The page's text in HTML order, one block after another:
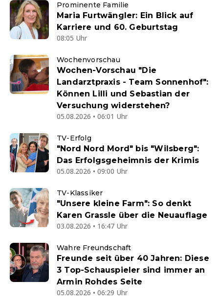
Prominente Familie
Maria Furtwängler: Ein Blick auf
Karriere und 60. Geburtstag
08:05 Uhr
Wochenvorschau
Wochen-Vorschau "Die
Landarztpraxis - Team Sonnenhof":
Können Lilli und Sebastian der
Versuchung widerstehen?
05.08.2026 • 06:01 Uhr
TV-Erfolg
"Nord Nord Mord" bis "Wilsberg":
Das Erfolgsgeheimnis der Krimis
05.08.2026 • 09:00 Uhr
TV-Klassiker
"Unsere kleine Farm": So denkt
Karen Grassle über die Neuauflage
03.08.2026 • 16:47 Uhr
Wahre Freundschaft
Freunde seit über 40 Jahren: Diese
3 Top-Schauspieler sind immer an
Armin Rohdes Seite
05.08.2026 • 06:29 Uhr